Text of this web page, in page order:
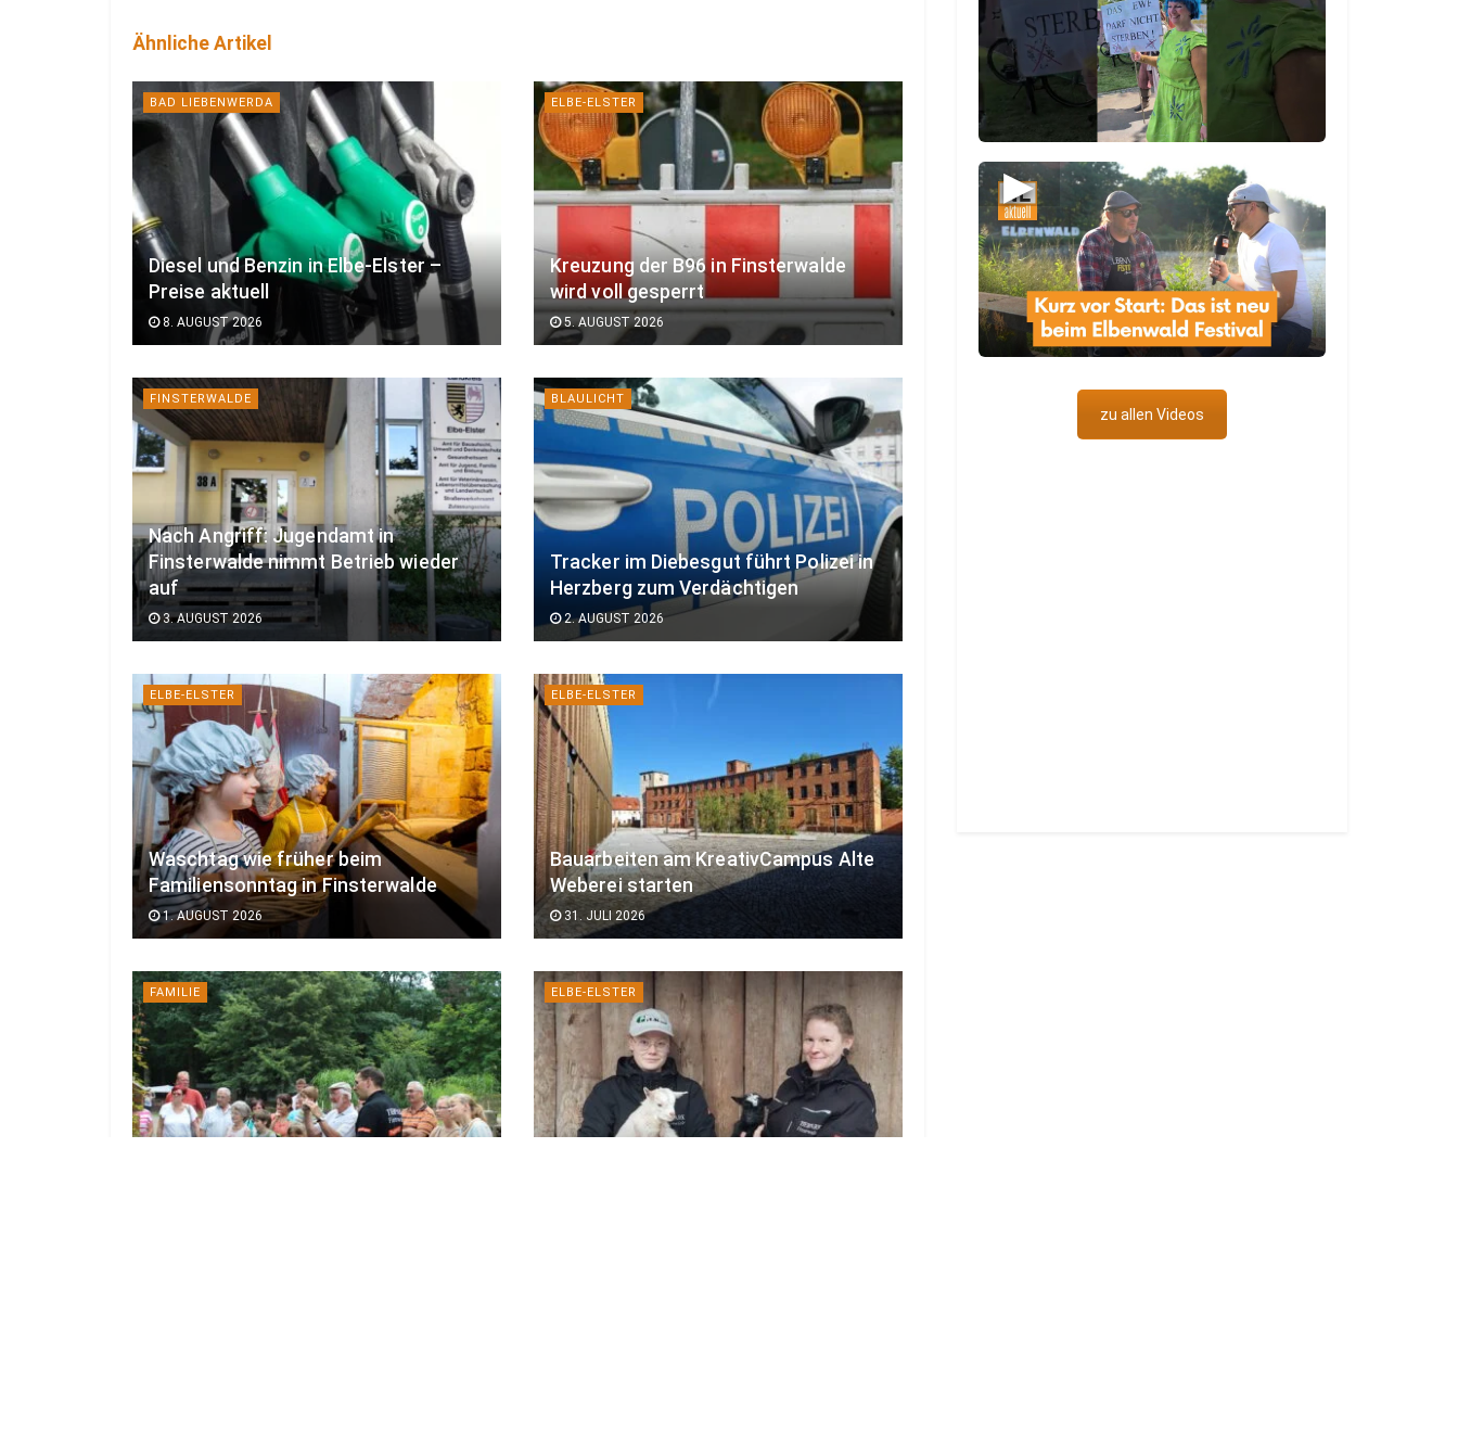
Ähnliche Artikel
BAD LIEBENWERDA
Diesel und Benzin in Elbe-Elster –
Preise aktuell
8. AUGUST 2026
ELBE-ELSTER
Kreuzung der B96 in Finsterwalde
wird voll gesperrt
5. AUGUST 2026
FINSTERWALDE
Nach Angriff: Jugendamt in
Finsterwalde nimmt Betrieb wieder
auf
3. AUGUST 2026
BLAULICHT
Tracker im Diebesgut führt Polizei in
Herzberg zum Verdächtigen
2. AUGUST 2026
ELBE-ELSTER
Waschtag wie früher beim
Familiensonntag in Finsterwalde
1. AUGUST 2026
ELBE-ELSTER
Bauarbeiten am KreativCampus Alte
Weberei starten
31. JULI 2026
FAMILIE ELBE-ELSTER
▶
zu allen Videos